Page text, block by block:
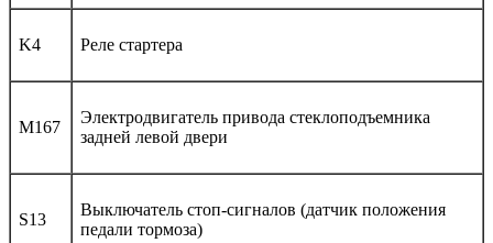
K4 Реле стартера
M167
Электродвигатель привода стеклоподъемника
задней левой двери
S13
Выключатель стоп-сигналов (датчик положения
педали тормоза)